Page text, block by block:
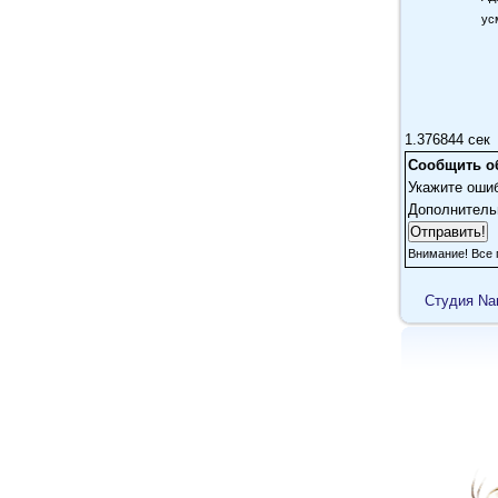
1.376844 сек
Сообщить
Укажите
Внимание! Все
Cтудия